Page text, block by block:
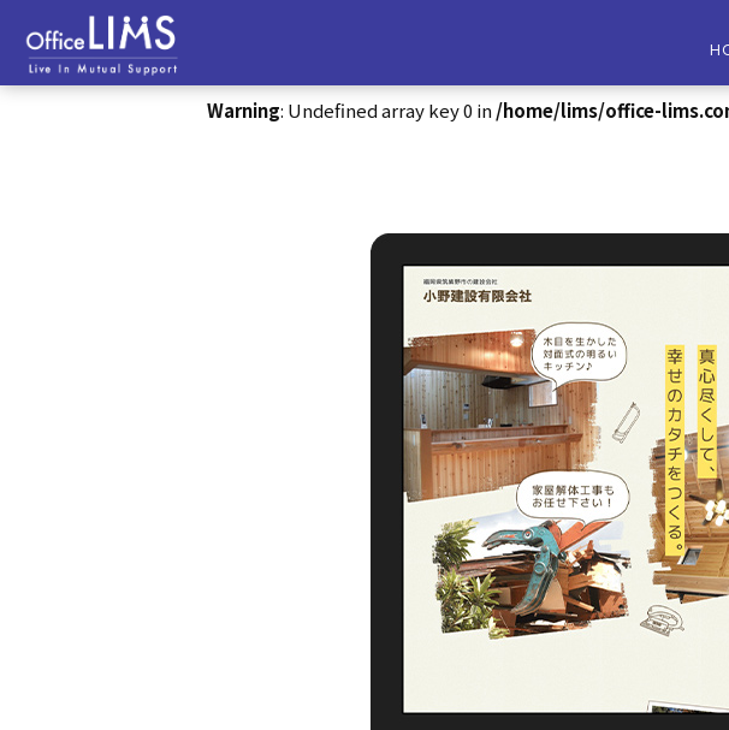
Warning: Undefined array key 0 in /home/lims/office-